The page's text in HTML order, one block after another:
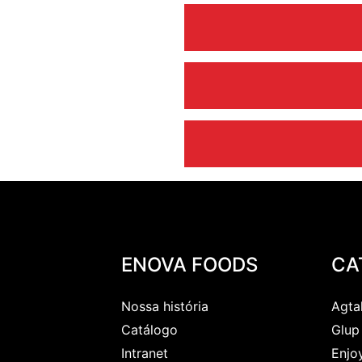
– Produto pronto
– Baixo desembolso
– Funciona como
– Alta recompra:
– Forte presença em
NCM
ENOVA FOODS
Nossa história
Catálogo
Intranet
Agtal
Glup